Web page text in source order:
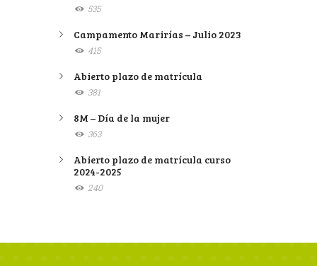
535
Campamento Marirías – Julio 2023
415
Abierto plazo de matrícula
381
8M – Día de la mujer
363
Abierto plazo de matrícula curso
2024-2025
240